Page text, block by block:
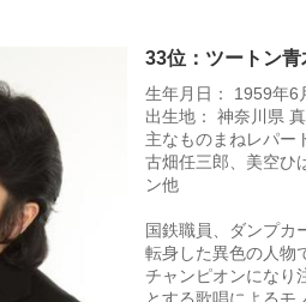
33位：ツートン青
生年月日： 1959年6
出生地： 神奈川県
主なものまねレパー
古畑任三郎、美空ひ
ン他
国鉄職員、ダンプカ
転身した異色の人物
チャンピオンになり
とする歌唱によるモ